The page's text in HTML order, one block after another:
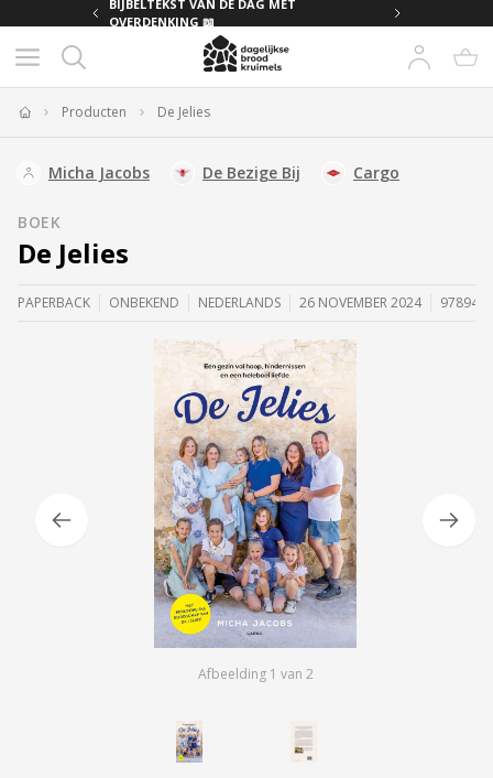
BIJBELTEKST VAN DE DAG MET
OVERDENKING 📖
BIJBELTEKST VAN DE DAG MET
Producten De Jelies
Micha Jacobs De Bezige Bij Cargo
BOEK
De Jelies
PAPERBACK ONBEKEND NEDERLANDS 26 NOVEMBER 2024
Afbeelding 1 van 2